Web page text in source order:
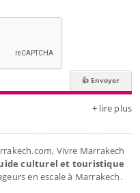
+ lire plus
Vivre Marrakech
culturel et touristique
en escale à Marrakech.